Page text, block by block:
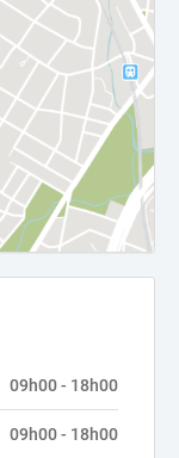
09h00 - 18h00
09h00 - 18h00